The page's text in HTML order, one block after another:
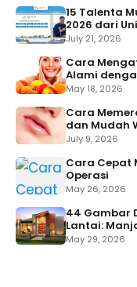
15 Talenta
2026 dari
July 21, 2026
Cara
Alami
May 18, 2026
Cara
dan Mudah
July 9, 2026
Cara Cepat
Operasi
May 26, 2026
44 Gambar
Lantai:
May 29, 2026